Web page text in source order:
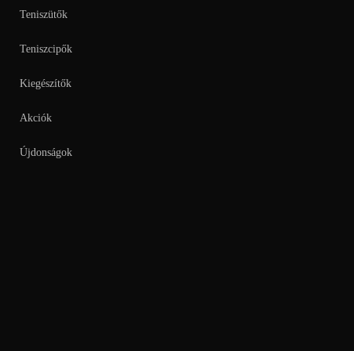
Teniszütők
Teniszcipők
Kiegészítők
Akciók
Újdonságok